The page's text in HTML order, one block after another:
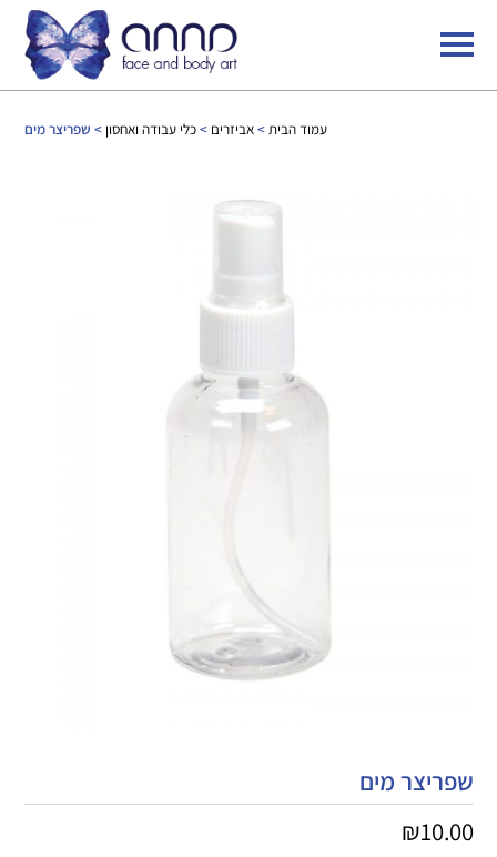
עמוד הבית>אביזרים >כלי עבודה ואחסון > שפריצר מים
שפריצר מים
₪10.00